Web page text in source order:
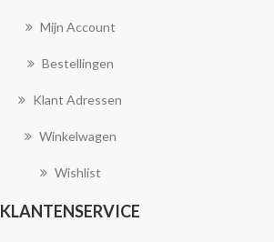
Mijn Account
Bestellingen
Klant Adressen
Winkelwagen
Wishlist
KLANTENSERVICE